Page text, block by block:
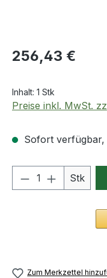
Regulärer Preis:
256,43 €
Inhalt: 1 Stk
Preise inkl. MwSt.
Sofort verfügbar,
ProduktStk
Zum Merkzettel